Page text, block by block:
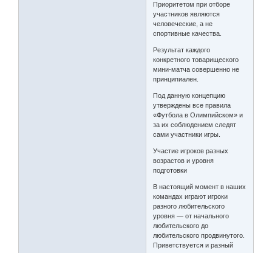
Приоритетом при отборе
участников являются
человеческие, а не
спортивные качества.
Результат каждого
конкретного товарищеского
мини-матча совершенно не
принципиален.
Под данную концепцию
утверждены все правила
«Футбола в Олимпийском» и
за их соблюдением следят
сами участники игры.
Участие игроков разных
возрастов и уровня
подготовки
В настоящий момент в наших
командах играют игроки
разного любительского
уровня — от начального
любительского до
любительского продвинутого.
Приветствуется и разный